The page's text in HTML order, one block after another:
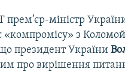
прем’єр-міністр
«компромісу» з
президент України
про вирішення